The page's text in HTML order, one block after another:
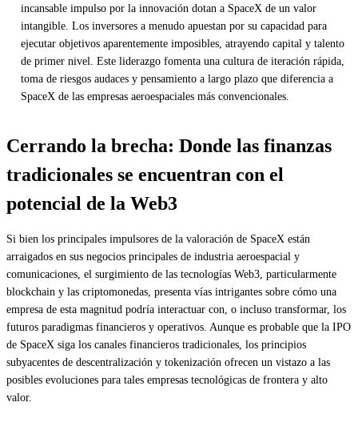
incansable impulso por la innovación dotan a SpaceX de un valor
intangible. Los inversores a menudo apuestan por su capacidad para
ejecutar objetivos aparentemente imposibles, atrayendo capital y talento
de primer nivel. Este liderazgo fomenta una cultura de iteración rápida,
toma de riesgos audaces y pensamiento a largo plazo que diferencia a
SpaceX de las empresas aeroespaciales más convencionales.
Cerrando la brecha: Donde las finanzas
tradicionales se encuentran con el
potencial de la Web3
Si bien los principales impulsores de la valoración de SpaceX están
arraigados en sus negocios principales de industria aeroespacial y
comunicaciones, el surgimiento de las tecnologías Web3, particularmente
blockchain y las criptomonedas, presenta vías intrigantes sobre cómo una
empresa de esta magnitud podría interactuar con, o incluso transformar, los
futuros paradigmas financieros y operativos. Aunque es probable que la IPO
de SpaceX siga los canales financieros tradicionales, los principios
subyacentes de descentralización y tokenización ofrecen un vistazo a las
posibles evoluciones para tales empresas tecnológicas de frontera y alto
valor.